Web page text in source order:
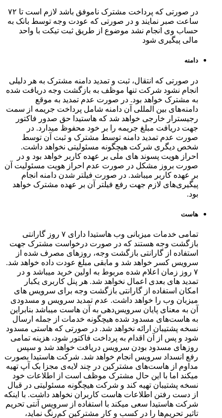
در صورتی که پرداخت مشترک ناموفق باشد لازم است تا ۷۲
ساعت صبر نمایند و در صورتی که عودت وجه توسط بانک به
حساب وی انجام نشد موضوع از طریق ثبت تیکت با واحد
مالی پیگیری شود
دامنه
در صورتی که انتقال، ثبت و تمدید دامنه مشترک به هر دلیلی
انجام نشود شرکت تنها موظف به بازگشت وجه دریافت شده
به مشترک خواهد بود. در صورت عدم تمدید به موقع
دامنه‌های بین المللی آن دامنه شامل پرداخت جریمه از سمت
رجیسترار خارجی خواهد شد که هاستیدا حق صدور فاکتور
جهت دریافت مبلغ جریمه را بر خود محفوظ میدارد. در
صورت عدم تمدید دامنه توسط مشترک و ثبت آن توسط
شخص دیگری شرکت هیچگونه مسئولیتی نخواهد داشت.
احراز هویت پسوند های ملی بر عهده کاربر خواهد بود و در
صورت بروز مشکل در صورت عدم احراز هویت مسئولیت آن
بر عهده کاربر میباشد. در صورت فیلتر شدن دامنه انجام
پیگیری‌های لازم جهت رفع فیلتر آن بر عهده مشترک خواهد
بود.
هاست
تمامی خدمات میزبانی وب هاستیدا دارای ۷ روز گارانتی
بازگشت وجه هستند که در صورت درخواست مشترک جهت
استفاده از گارانتی بازگشت وجه، روزهای مصرف شده از
سرویس کسر خواهد شد و مابقی مبلغ عودت داده خواهد شد.
۷ روز زمان اعلام شده مربوط به اولین خرید میباشد و در
تمدید های بعدی اعمال نخواهد شد. هر پنل کاربری یکبار
امکان استفاده از گارانتی بازگشت وجه برای سرویس های
میزبان وب را خواهد داشت. عدم تمدید سرویس و مسدودی
آن به معنای پایان سرویس‌دهی به آن هاست میباشد بنابراین
به هاست‌های مسدود شده هیچگونه خدمات از جمله ارسال
نسخه پشتیبان ارائه نخواهد شد. در صورتی که هاستی مسدود
شود و پس از آن اقدام به پرداخت فاکتور شود، هزینه تمامی
روزهای مسدود بودن سرویس دریافت خواهد شد و سپس
رفع انسداد سرویس انجام خواهد شد. شرکت هاستیدا بصورت
مداوم از هاست‌های مشترکین در چند لایه‌ی مجزا بک آپ تهیه
میکند اما با این حال مشترک موظف است از اطلاعات خود
نسخه پشتیبان تهیه کند و شرکت هیچگونه مسئولیتی در قبال
از دست رفتن اطلاعات هاست کاربران نخواهد داشت. با اینکه
شرکت هاستیدا سعی میکند با استفاده از سرویس آنتی تحریم
تاثیر تحریم‌ها را در کسب و کار مشترکین کم‌رنگ نماید،